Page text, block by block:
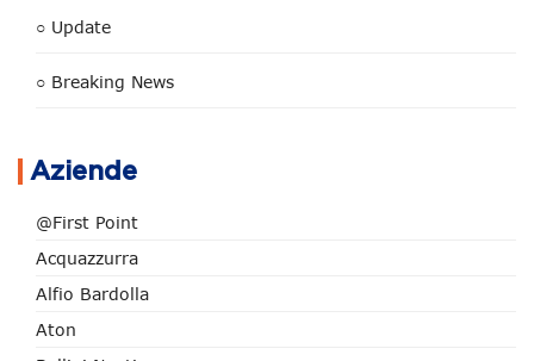
○ Update
○ Breaking News
Aziende
@First Point
Acquazzurra
Alfio Bardolla
Aton